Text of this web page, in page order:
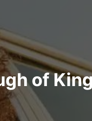
of